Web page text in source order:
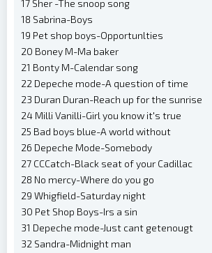
17 Sher -The snoop song
18 Sabrina-Boys
19 Pet shop boys-Opportunlties
20 Boney M-Ma baker
21 Bonty M-Calendar song
22 Depeche mode-A question of time
23 Duran Duran-Reach up for the sunrise
24 Milli Vanilli-Girl you know it's true
25 Bad boys blue-A world without
26 Depeche Mode-Somebody
27 CCCatch-Black seat of your Cadillac
28 No mercy-Where do you go
29 Whigfield-Saturday night
30 Pet Shop Boys-Irs a sin
31 Depeche mode-Just cant getenougt
32 Sandra-Midnight man